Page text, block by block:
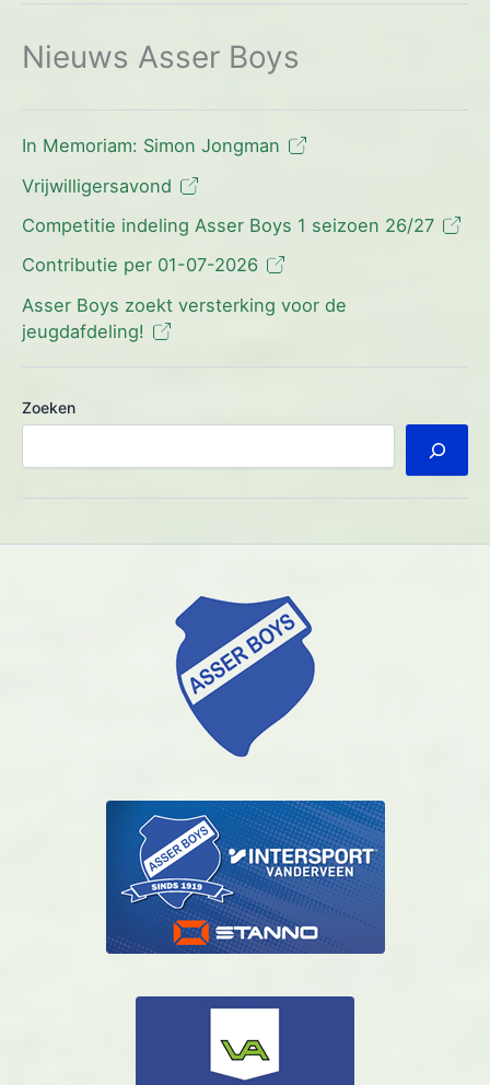
Nieuws Asser Boys
In Memoriam: Simon Jongman
Vrijwilligersavond
Competitie indeling Asser Boys 1 seizoen 26/27
Contributie per 01-07-2026
Asser Boys zoekt versterking voor de
jeugdafdeling!
Zoeken